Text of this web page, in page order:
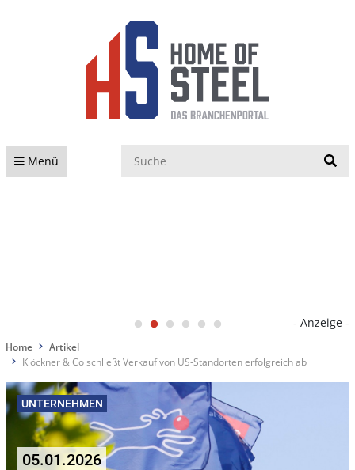
Menü
- Anzeige -
Home
Artikel
Klöckner & Co schließt Verkauf von US-Standorten erfolgreich ab
UNTERNEHMEN
05.01.2026